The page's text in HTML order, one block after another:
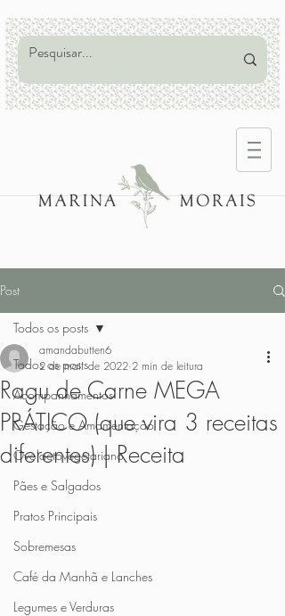
Post
Todos os posts
Acompanhamentos
Gestação e Amamentação
Ovolactovegetariano
Pães e Salgados
Pratos Principais
Sobremesas
Café da Manhã e Lanches
Legumes e Verduras
Todos os posts
Ragu de Carne MEGA
PRÁTICO (que vira 3 receitas
diferentes) | Receita
amandabutten6
2 de mai. de 2022 2 min de leitura